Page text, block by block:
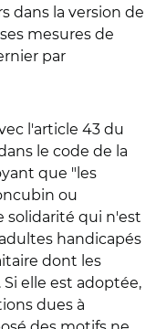
dans la version de
mesures de
par
l'article 43 du
le code de la
que "les
ou
solidarité qui n'est
handicapés
dont les
elle est adoptée,
dues à